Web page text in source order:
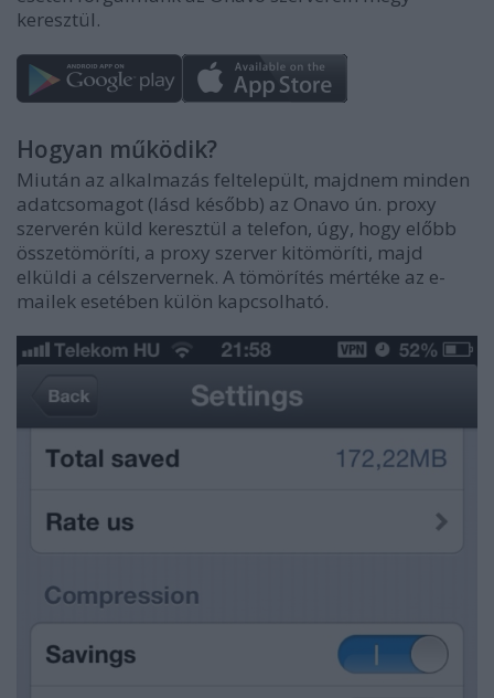
keresztül.
Hogyan működik?
Miután az alkalmazás feltelepült, majdnem minden
adatcsomagot (lásd később) az Onavo ún. proxy
szerverén küld keresztül a telefon, úgy, hogy előbb
összetömöríti, a proxy szerver kitömöríti, majd
elküldi a célszervernek. A tömörítés mértéke az e-
mailek esetében külön kapcsolható.